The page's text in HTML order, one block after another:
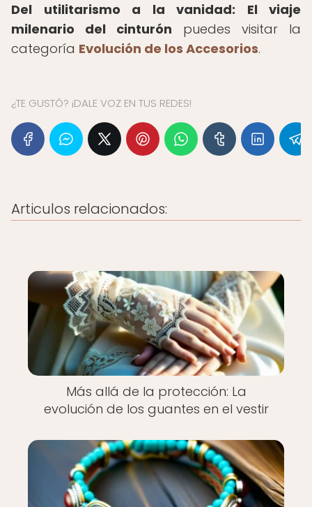
Del utilitarismo a la vanidad: El viaje
milenario del cinturón puedes visitar la
categoría Evolución de los Accesorios.
¿TE GUSTÓ? ¡DALE VOZ EN TUS REDES!
Articulos relacionados:
Más allá de la protección: La
evolución de los guantes en el vestir